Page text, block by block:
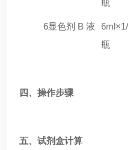
瓶
6显色剂 B 液
6ml×1/
瓶
四、操作步骤
五、试剂盒计算